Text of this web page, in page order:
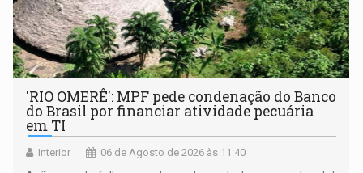
'RIO OMERÊ': MPF pede condenação do Banco
do Brasil por financiar atividade pecuária
em TI
Interior 06 de Agosto de 2026 às 11:40